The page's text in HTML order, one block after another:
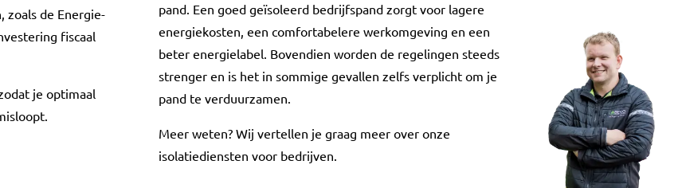
zoals de Energie-
fiscaal
je optimaal
pand. Een goed geïsoleerd bedrijfspand zorgt voor lagere
energiekosten, een comfortabelere werkomgeving en een
beter energielabel. Bovendien worden de regelingen steeds
strenger en is het in sommige gevallen zelfs verplicht om je
pand te verduurzamen.
Meer weten? Wij vertellen je graag meer over onze
isolatiediensten voor bedrijven.